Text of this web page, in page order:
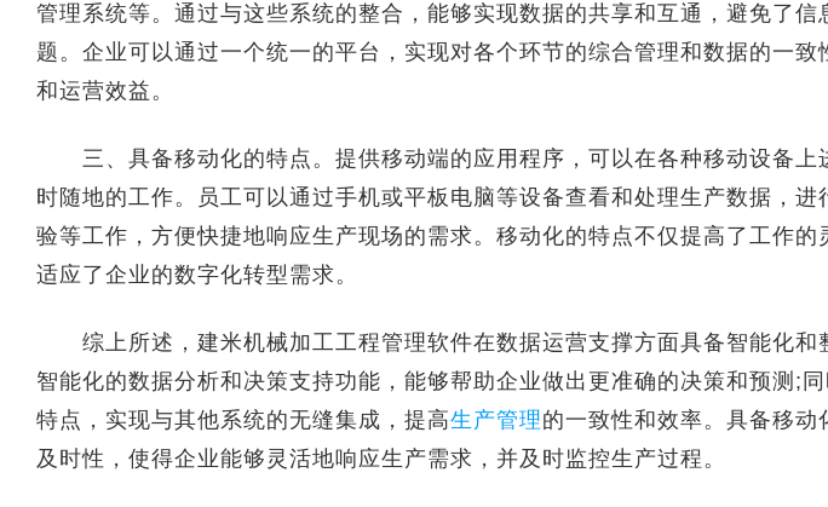
管理系统等。通过与这些系统的整合，能够实现数据的共享和互通，避免了信
题。企业可以通过一个统一的平台，实现对各个环节的综合管理和数据的一致
和运营效益。
三、具备移动化的特点。提供移动端的应用程序，可以在各种移动设备上
时随地的工作。员工可以通过手机或平板电脑等设备查看和处理生产数据，进
验等工作，方便快捷地响应生产现场的需求。移动化的特点不仅提高了工作的
适应了企业的数字化转型需求。
综上所述，建米机械加工工程管理软件在数据运营支撑方面具备智能化和
智能化的数据分析和决策支持功能，能够帮助企业做出更准确的决策和预测;
特点，实现与其他系统的无缝集成，提高生产管理的一致性和效率。具备移
及时性，使得企业能够灵活地响应生产需求，并及时监控生产过程。